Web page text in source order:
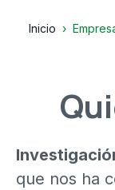
Inicio
que nos ha